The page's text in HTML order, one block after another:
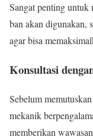
Sangat penting untuk
ban akan digunakan,
agar bisa
Konsultasi
Sebelum
mekanik
memberikan